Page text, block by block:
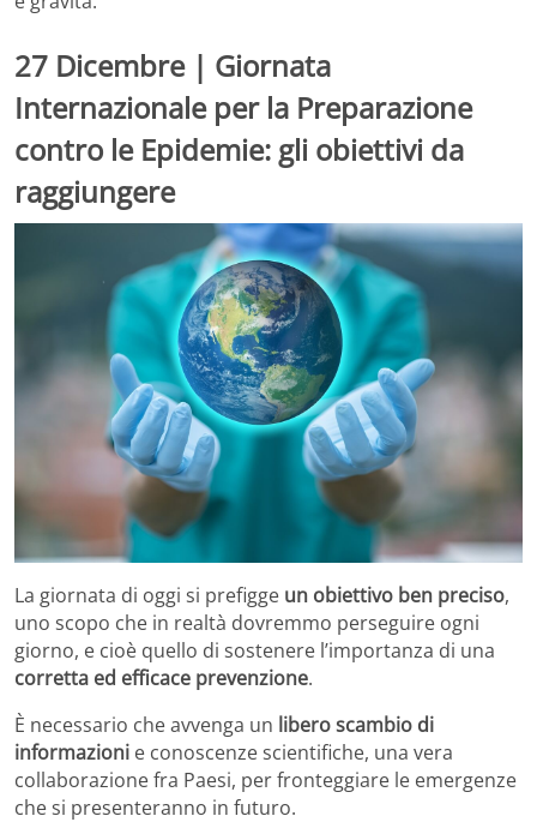
27 Dicembre | Giornata
Internazionale per la Preparazione
contro le Epidemie: gli obiettivi da
raggiungere
La giornata di oggi si prefigge un obiettivo ben preciso,
uno scopo che in realtà dovremmo perseguire ogni
giorno, e cioè quello di sostenere l’importanza di una
corretta ed efficace prevenzione.
È necessario che avvenga un libero scambio di
informazioni e conoscenze scientifiche, una vera
collaborazione fra Paesi, per fronteggiare le emergenze
che si presenteranno in futuro.